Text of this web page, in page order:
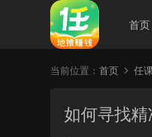
首页
当前位置： 首页 任
如何寻找精